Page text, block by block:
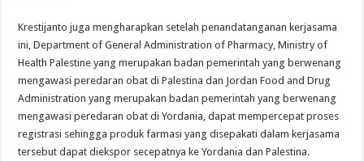
Krestijanto juga mengharapkan setelah penandatanganan kerjasama
ini, Department of General Administration of Pharmacy, Ministry of
Health Palestine yang merupakan badan pemerintah yang berwenang
mengawasi peredaran obat di Palestina dan Jordan Food and Drug
Administration yang merupakan badan pemerintah yang berwenang
mengawasi peredaran obat di Yordania, dapat mempercepat proses
registrasi sehingga produk farmasi yang disepakati dalam kerjasama
tersebut dapat diekspor secepatnya ke Yordania dan Palestina.